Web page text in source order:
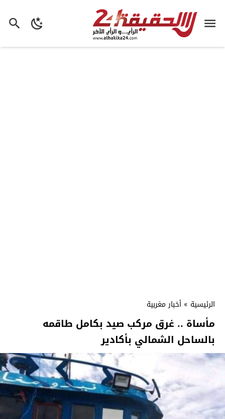
الرئيسية » أخبار مغربية
مأساة .. غرق مركب صيد بكامل طاقمه
بالساحل الشمالي بأكادير